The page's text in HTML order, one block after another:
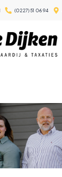
(0227) 51 06 94